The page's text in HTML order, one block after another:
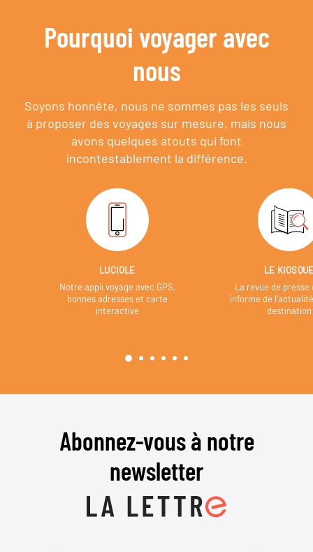
Pourquoi voyager avec
nous
Soyons honnête, nous ne sommes pas les seuls
à proposer des voyages sur mesure, mais nous
avons quelques atouts qui font
incontestablement la différence.
LUCIOLE
Notre appli voyage avec GPS,
bonnes adresses et carte
interactive
LE
La revue de presse
informe de
destination
Abonnez-vous à notre
newsletter